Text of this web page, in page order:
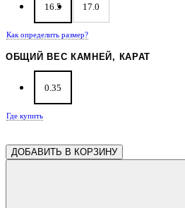
16.5 17.0
Как определить размер?
ОБЩИЙ ВЕС КАМНЕЙ, КАРАТ
0.35
Где купить
ДОБАВИТЬ В КОРЗИНУ